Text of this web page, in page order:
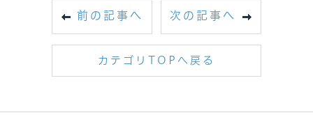
前の記事へ 次の記事へ
カテゴリTOPへ戻る